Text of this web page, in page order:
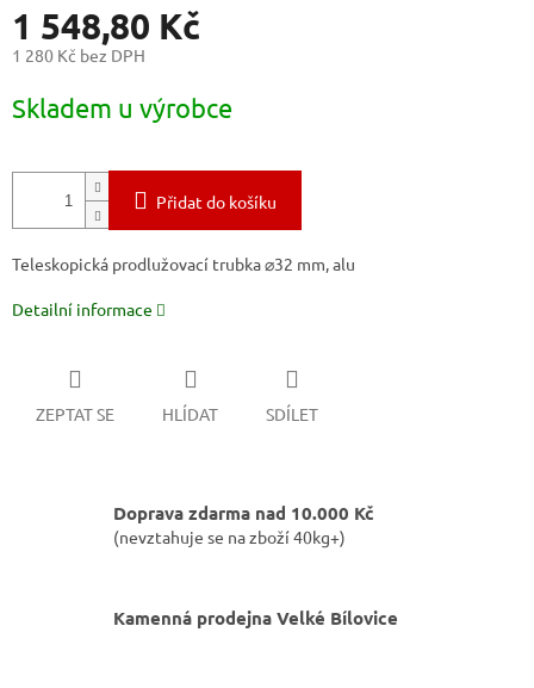
1 548,80 Kč
1 280 Kč bez DPH
cena:
Skladem u výrobce
Přidat do košíku
Teleskopická prodlužovací trubka ⌀32 mm, alu
Detailní informace
ZEPTAT SE HLÍDAT SDÍLET
Doprava zdarma nad 10.000 Kč
(nevztahuje se na zboží 40kg+)
Kamenná prodejna Velké Bílovice